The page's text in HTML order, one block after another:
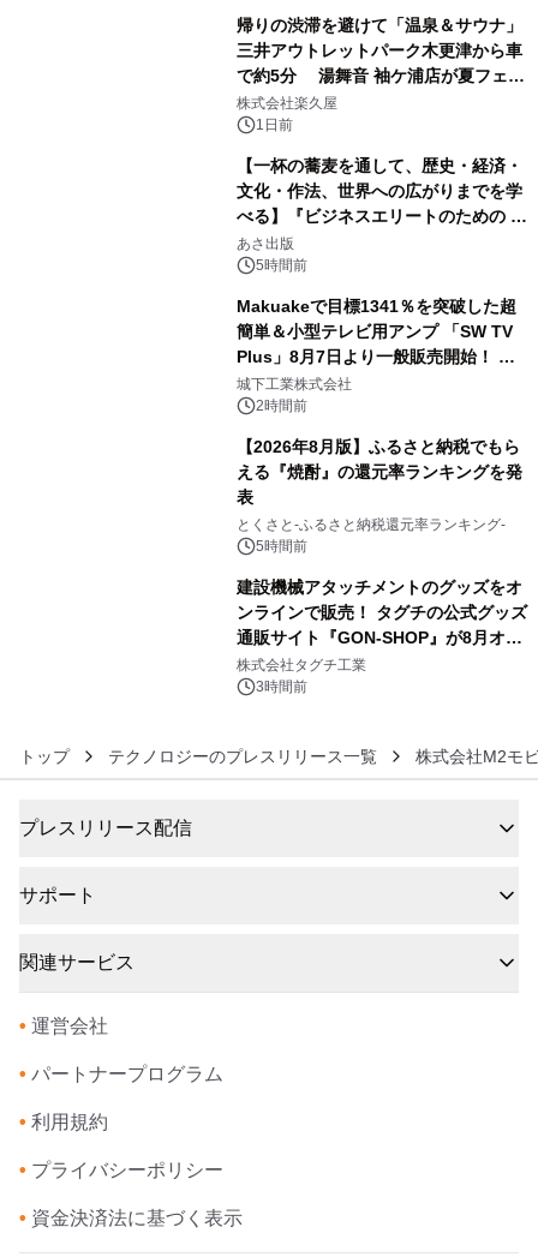
帰りの渋滞を避けて「温泉＆サウナ」
三井アウトレットパーク木更津から車
で約5分 湯舞音 袖ケ浦店が夏フェア
メニューを提供
株式会社楽久屋
1日前
【一杯の蕎麦を通して、歴史・経済・
文化・作法、世界への広がりまでを学
べる】『ビジネスエリートのための 教
養としての蕎麦』2026年8月25日
（火）発売
あさ出版
5時間前
Makuakeで目標1341％を突破した超
簡単＆小型テレビ用アンプ 「SW TV
Plus」8月7日より一般販売開始！ ケ
ーブル1本つなぐだけ、テレビの音が
ぐっと豊かに
城下工業株式会社
2時間前
【2026年8月版】ふるさと納税でもら
える『焼酎』の還元率ランキングを発
表
とくさと-ふるさと納税還元率ランキング-
5時間前
建設機械アタッチメントのグッズをオ
ンラインで販売！ タグチの公式グッズ
通販サイト『GON-SHOP』が8月オー
プン
株式会社タグチ工業
3時間前
トップ テクノロジーのプレスリリース一覧 株式会社M2モ
プレスリリース配信
サポート
関連サービス
• 運営会社
• パートナープログラム
• 利用規約
• プライバシーポリシー
• 資金決済法に基づく表示